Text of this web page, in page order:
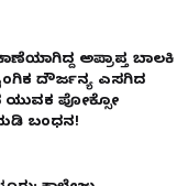
ಅಪ್ರಾಪ್ತ ಬಾಲಕಿ
ದೌರ್ಜನ್ಯ ಎಸಗಿದ
ಯುವಕ ಪೋಕ್ಸೋ
ಬಂಧನ!